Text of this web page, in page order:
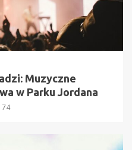
Muzyczne
w Parku Jordana
74